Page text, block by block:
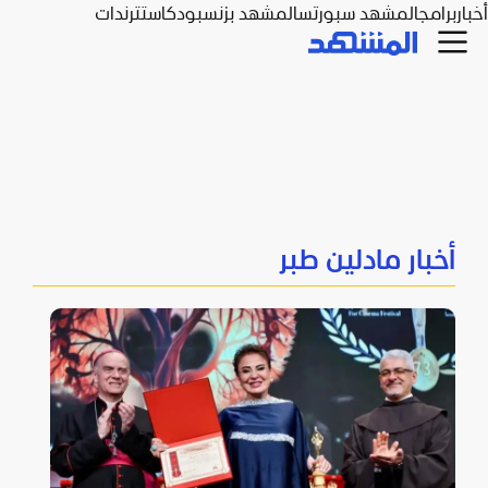
أخباربرامجالمشهد سبورتسالمشهد بزنسبودكاستترندات
أخبار مادلين طبر